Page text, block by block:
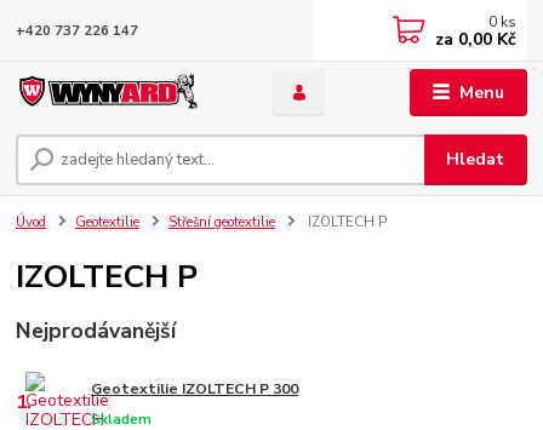
Menu
Hledat
+420 737 226 147 0 ks
za 0,00 Kč
Úvod Geotextilie Střešní geotextilie IZOLTECH P
IZOLTECH P
Nejprodávanější
1. Geotextilie IZOLTECH P 300
Skladem